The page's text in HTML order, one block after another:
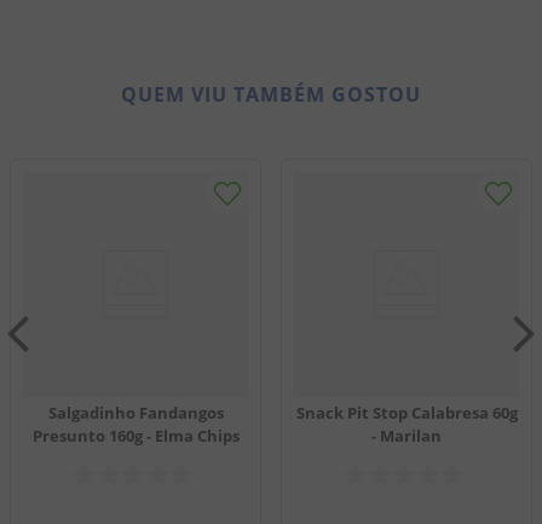
QUEM VIU TAMBÉM GOSTOU
Salgadinho Fandangos
Presunto 160g - Elma Chips
Snack Pit Stop Calabresa 60g
- Marilan